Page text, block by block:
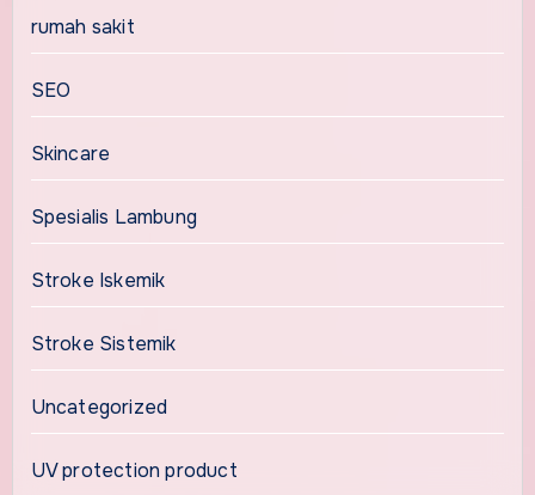
rumah sakit
SEO
Skincare
Spesialis Lambung
Stroke Iskemik
Stroke Sistemik
Uncategorized
UV protection product